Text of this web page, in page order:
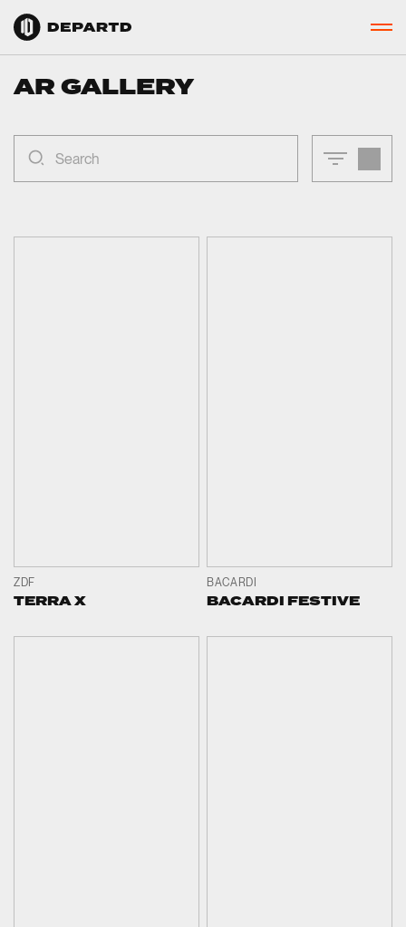
AR GALLERY
ZDF
TERRA X
BACARDI
BACARDI FESTIVE